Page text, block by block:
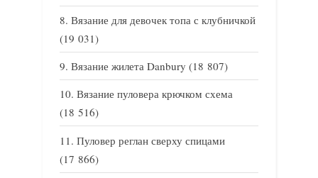
Вязание для девочек топа с клубничкой
(19 031)
Вязание жилета Danbury (18 807)
Вязание пуловера крючком схема
(18 516)
Пуловер реглан сверху спицами
(17 866)